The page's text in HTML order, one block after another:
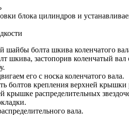
блока цилиндров и
шайбы болта шкива коленчатого
шкива, застопорив коленчатый вал
его с носка коленчатого вала.
болтов крепления верхней
распределительных
вала.